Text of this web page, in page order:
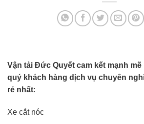
Vận tải Đức Quyết cam kết mạnh
quý khách hàng dịch vụ chuyên
rẻ nhất:
Xe cắt nóc